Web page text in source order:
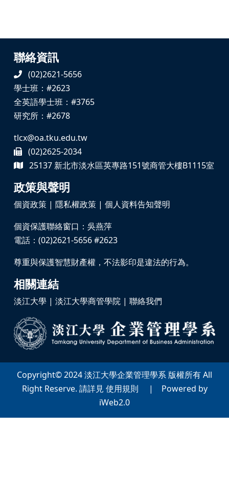
聯絡資訊
(02)2621-5656
學士班：#2623
全英語學士班：#3765
研究所：#2678
tlcx@oa.tku.edu.tw
(02)2625-2034
25137 新北市淡水區英專路151號商管大樓B1115室
政策與聲明
個資政策 | 隱私權政策 | 個人資料告知聲明
個資保護聯絡窗口：吳燕萍
電話：(02)2621-5656 #2623
尊重與保護智慧財產權，不法影印是違法的行為。
相關連結
淡江大學 | 淡江大學商管學院 | 聯絡我們
Copyright© 2024 淡江大學企業管理學系 版權所有 All
Right Reserve. 請詳見 使用規則 | Powered by
iWeb2.0